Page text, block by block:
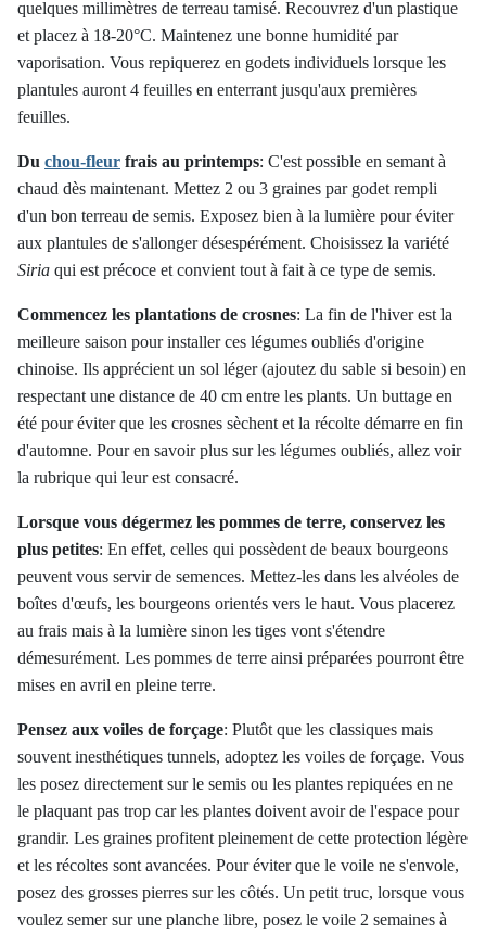
quelques millimètres de terreau tamisé. Recouvrez d'un plastique
et placez à 18-20°C. Maintenez une bonne humidité par
vaporisation. Vous repiquerez en godets individuels lorsque les
plantules auront 4 feuilles en enterrant jusqu'aux premières
feuilles.
Du chou-fleur frais au printemps: C'est possible en semant à
chaud dès maintenant. Mettez 2 ou 3 graines par godet rempli
d'un bon terreau de semis. Exposez bien à la lumière pour éviter
aux plantules de s'allonger désespérément. Choisissez la variété
Siria qui est précoce et convient tout à fait à ce type de semis.
Commencez les plantations de crosnes: La fin de l'hiver est la
meilleure saison pour installer ces légumes oubliés d'origine
chinoise. Ils apprécient un sol léger (ajoutez du sable si besoin) en
respectant une distance de 40 cm entre les plants. Un buttage en
été pour éviter que les crosnes sèchent et la récolte démarre en fin
d'automne. Pour en savoir plus sur les légumes oubliés, allez voir
la rubrique qui leur est consacré.
Lorsque vous dégermez les pommes de terre, conservez les
plus petites: En effet, celles qui possèdent de beaux bourgeons
peuvent vous servir de semences. Mettez-les dans les alvéoles de
boîtes d'œufs, les bourgeons orientés vers le haut. Vous placerez
au frais mais à la lumière sinon les tiges vont s'étendre
démesurément. Les pommes de terre ainsi préparées pourront être
mises en avril en pleine terre.
Pensez aux voiles de forçage: Plutôt que les classiques mais
souvent inesthétiques tunnels, adoptez les voiles de forçage. Vous
les posez directement sur le semis ou les plantes repiquées en ne
le plaquant pas trop car les plantes doivent avoir de l'espace pour
grandir. Les graines profitent pleinement de cette protection légère
et les récoltes sont avancées. Pour éviter que le voile ne s'envole,
posez des grosses pierres sur les côtés. Un petit truc, lorsque vous
voulez semer sur une planche libre, posez le voile 2 semaines à